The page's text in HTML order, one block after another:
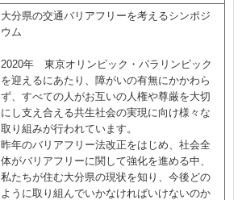
大分県の交通バリアフリーを考えるシンポジ
ウム
2020年 東京オリンピック・パラリンピック
を迎えるにあたり、障がいの有無にかかわら
ず、すべての人がお互いの人権や尊厳を大切
にし支え合える共生社会の実現に向け様々な
取り組みが行われています。
昨年のバリアフリー法改正をはじめ、社会全
体がバリアフリーに関して強化を進める中、
私たちが住む大分県の現状を知り、今後どの
ように取り組んでいかなければいけないのか